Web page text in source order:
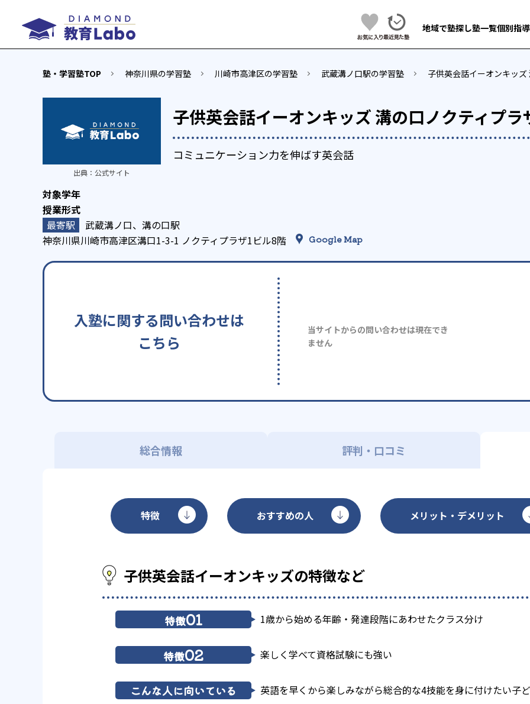
地域で塾探し塾一覧個別指
塾・学習塾TOP 神奈川県の学習塾 川崎市高津区の学習塾 武蔵溝ノ口駅の学習塾 子供英会話イーオンキッ
子供英会話イーオンキッズ 溝の口ノクティプラ
コミュニケーション力を伸ばす英会話
出典： 公式サイト
武蔵溝ノ口、溝の口駅
神奈川県川崎市高津区溝口1-3-1 ノクティプラザ1ビル8階
Google Map
入塾に関する問い合わせは
こちら
当サイトからの問い合わせは現在でき
ません
総合情報 評判・口コミ
特徴 おすすめの人 メリット・デメリット
子供英会話イーオンキッズの特徴など
特徴01 1歳から始める年齢・発達段階にあわせたクラス分け
特徴02 楽しく学べて資格試験にも強い
こんな人に向いている 英語を早くから楽しみながら総合的な4技能を身に付けたい子